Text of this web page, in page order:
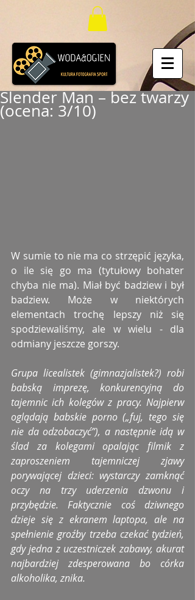
Slender Man – bez twarzy
(ocena: 3/10)
W sumie to nie ma co strzępić języka,
o ile się go ma (tytułowy bohater
chyba nie ma). Miał być badziew i był
badziew. Może w niektórych
elementach trochę lepszy niż się
spodziewaliśmy, ale w wielu - dla
odmiany jeszcze gorszy.
Grupa licealistek (gimnazjalistek?) robi
babską imprezę, konkurencyjną do
tajemnic ich kolegów z pracy. Najpierw
oglądają babskie porno („fuj, tego się
nie da odzobaczyć”), a następnie idą w
ślad za kolegami opalając filmik z
zaproszeniem tajemniczej zjawy
porywającej dzieci: wystarczy zamknąć
oczy na trzy uderzenia dzwonu i
przybędzie. Faktycznie coś dziwnego
dzieje się z ekranem laptopa, ale na
spełnienie groźby trzeba czekać tydzień,
gdy jedna z uczestniczek zabawy, akurat
najbardziej zdesperowana bo córka
alkoholika, znika.